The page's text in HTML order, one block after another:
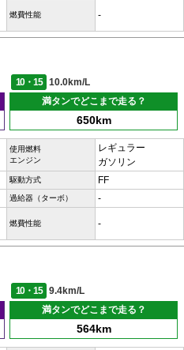
燃費性能 -
10・15
10.0km/L
満タンでどこまで走る？
650km
使用燃料
エンジン
レギュラー
ガソリン
駆動方式 FF
過給器（ターボ） -
燃費性能 -
10・15
9.4km/L
満タンでどこまで走る？
564km